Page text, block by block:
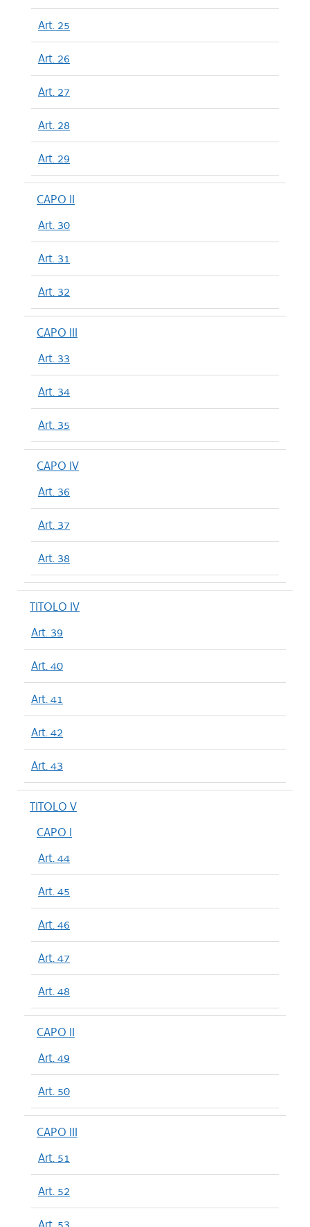
Art. 25
Art. 26
Art. 27
Art. 28
Art. 29
CAPO II
Art. 30
Art. 31
Art. 32
CAPO III
Art. 33
Art. 34
Art. 35
CAPO IV
Art. 36
Art. 37
Art. 38
TITOLO IV
Art. 39
Art. 40
Art. 41
Art. 42
Art. 43
TITOLO V
CAPO I
Art. 44
Art. 45
Art. 46
Art. 47
Art. 48
CAPO II
Art. 49
Art. 50
CAPO III
Art. 51
Art. 52